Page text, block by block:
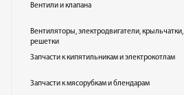
Вентили и клапана
Вентиляторы, электродвигатели, крыльчатки,
решетки
Запчасти к кипятильникам и электрокотлам
Запчасти к мясорубкам и блендарам